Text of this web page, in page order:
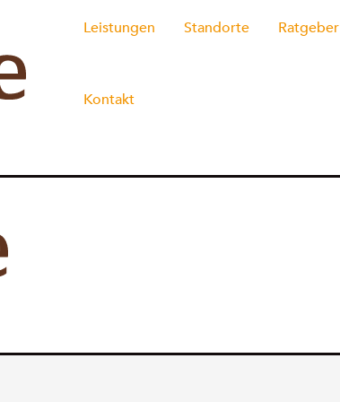
Leistungen Standorte Ratgeber
Kontakt